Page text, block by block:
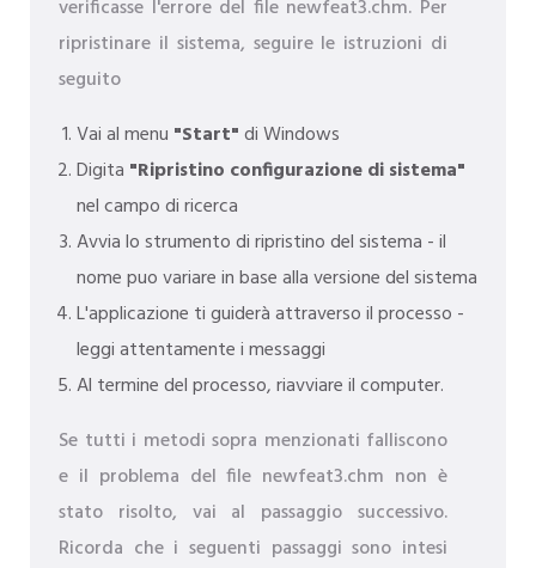
verificasse l'errore del file newfeat3.chm. Per
ripristinare il sistema, seguire le istruzioni di
seguito
Vai al menu "Start"di Windows
Digita "Ripristino configurazione di sistema"
nel campo di ricerca
Avvia lo strumento di ripristino del sistema - il
nome puo variare in base alla versione del sistema
L'applicazione ti guiderà attraverso il processo -
leggi attentamente i messaggi
Al termine del processo, riavviare il computer.
Se tutti i metodi sopra menzionati falliscono
e il problema del file newfeat3.chm non è
stato risolto, vai al passaggio successivo.
Ricorda che i seguenti passaggi sono intesi